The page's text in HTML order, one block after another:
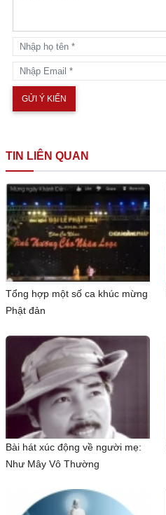
TIN LIÊN QUAN
Tổng hợp một số ca khúc mừng
Phật đản
Bài hát xúc động về người mẹ:
Như Mây Vô Thường